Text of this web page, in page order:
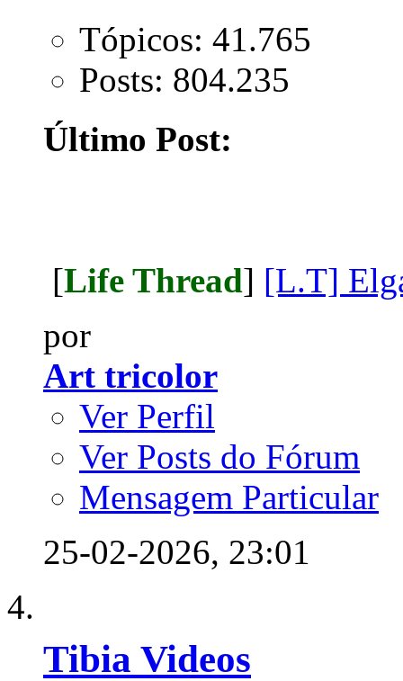
Tópicos: 41.765
Posts: 804.235
Último Post:
[Life Thread] [L.T]
por
Art tricolor
Ver Perfil
Ver Posts do Fórum
Mensagem Particular
25-02-2026, 23:01
Tibia Videos